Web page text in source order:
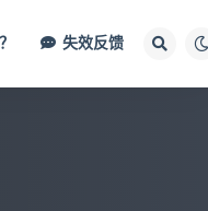
失效反馈